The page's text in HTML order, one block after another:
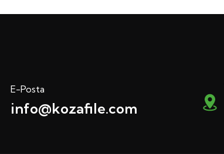
E-Posta
info@kozafile.com